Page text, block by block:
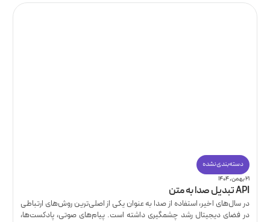
دسته‌بندی نشده
۲۱ بهمن, ۱۴۰۴
API تبدیل صدا به متن
در سال‌های اخیر، استفاده از صدا به عنوان یکی از اصلی‌ترین روش‌های ارتباطی
در فضای دیجیتال رشد چشمگیری داشته است. پیام‌های صوتی، پادکست‌ها،